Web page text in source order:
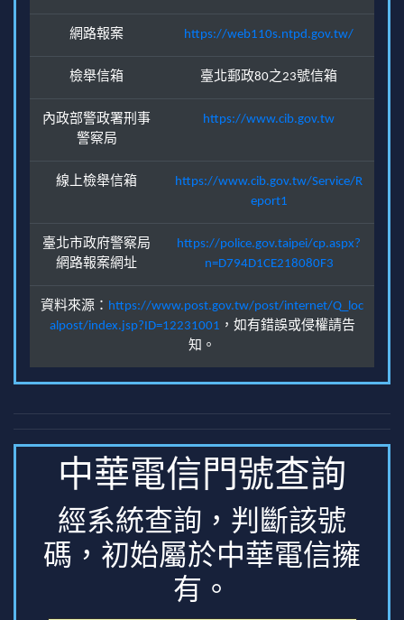
網路報案 https://web110s.ntpd.gov.tw/
檢舉信箱 臺北郵政80之23號信箱
內政部警政署刑事
警察局
https://www.cib.gov.tw
線上檢舉信箱
https://www.cib.gov.tw/Service/R
eport1
臺北市政府警察局
網路報案網址
https://police.gov.taipei/cp.aspx?
n=D794D1CE218080F3
資料來源： https://www.post.gov.tw/post/internet/Q_loc
alpost/index.jsp?ID=12231001 ，如有錯誤或侵權請告
知。
中華電信門號查詢
經系統查詢，判斷該號
碼，初始屬於中華電信擁
有。